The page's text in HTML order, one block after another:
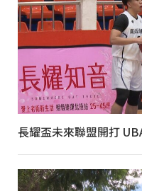
長耀盃未來聯盟開打